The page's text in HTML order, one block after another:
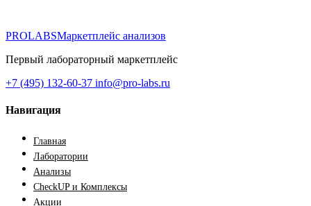
PROLABSМаркетплейс анализов
Первый лабораторный маркетплейс
+7 (495) 132-60-37 info@pro-labs.ru
Навигация
Главная
Лаборатории
Анализы
CheckUP и Комплексы
Акции